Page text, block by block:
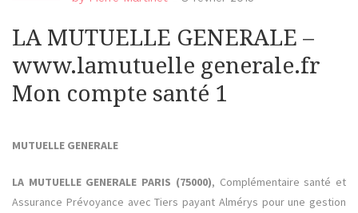
LA MUTUELLE GENERALE –
www.lamutuelle generale.fr
Mon compte santé 1
MUTUELLE GENERALE
LA MUTUELLE GENERALE PARIS (75000), Complémentaire santé et
Assurance Prévoyance avec Tiers payant Almérys pour une gestion